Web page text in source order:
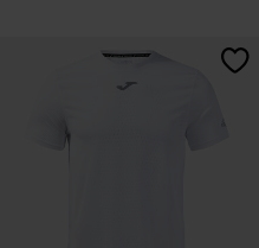
4 sobre 5 de valoración de clientes